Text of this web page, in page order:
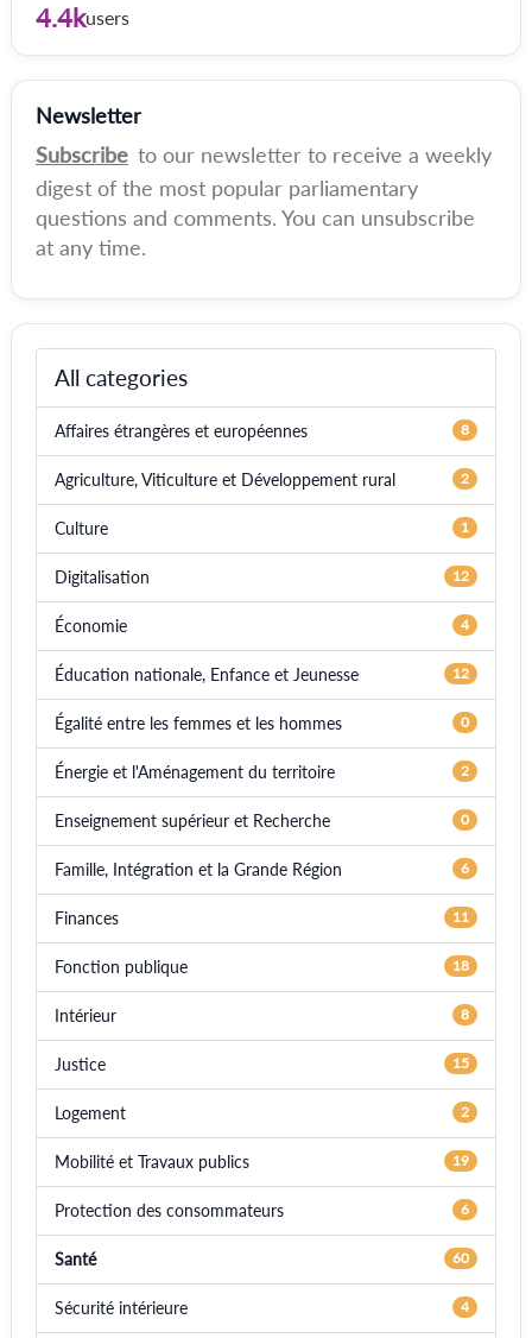
4.4kusers
Newsletter
Subscribe to our newsletter to receive a weekly
digest of the most popular parliamentary
questions and comments. You can unsubscribe
at any time.
All categories
Affaires étrangères et européennes 8
Agriculture, Viticulture et Développement rural 2
Culture 1
Digitalisation 12
Économie 4
Éducation nationale, Enfance et Jeunesse 12
Égalité entre les femmes et les hommes 0
Énergie et l'Aménagement du territoire 2
Enseignement supérieur et Recherche 0
Famille, Intégration et la Grande Région 6
Finances 11
Fonction publique 18
Intérieur 8
Justice 15
Logement 2
Mobilité et Travaux publics 19
Protection des consommateurs 6
Santé 60
Sécurité intérieure 4